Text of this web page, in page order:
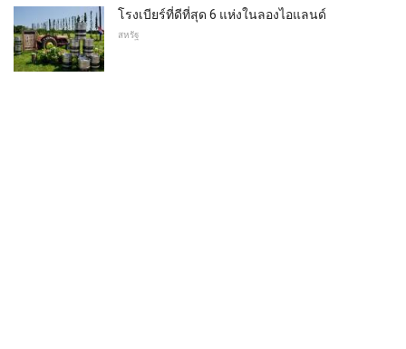
โรงเบียร์ที่ดีที่สุด 6 แห่งในลองไอแลนด์
สหรัฐ